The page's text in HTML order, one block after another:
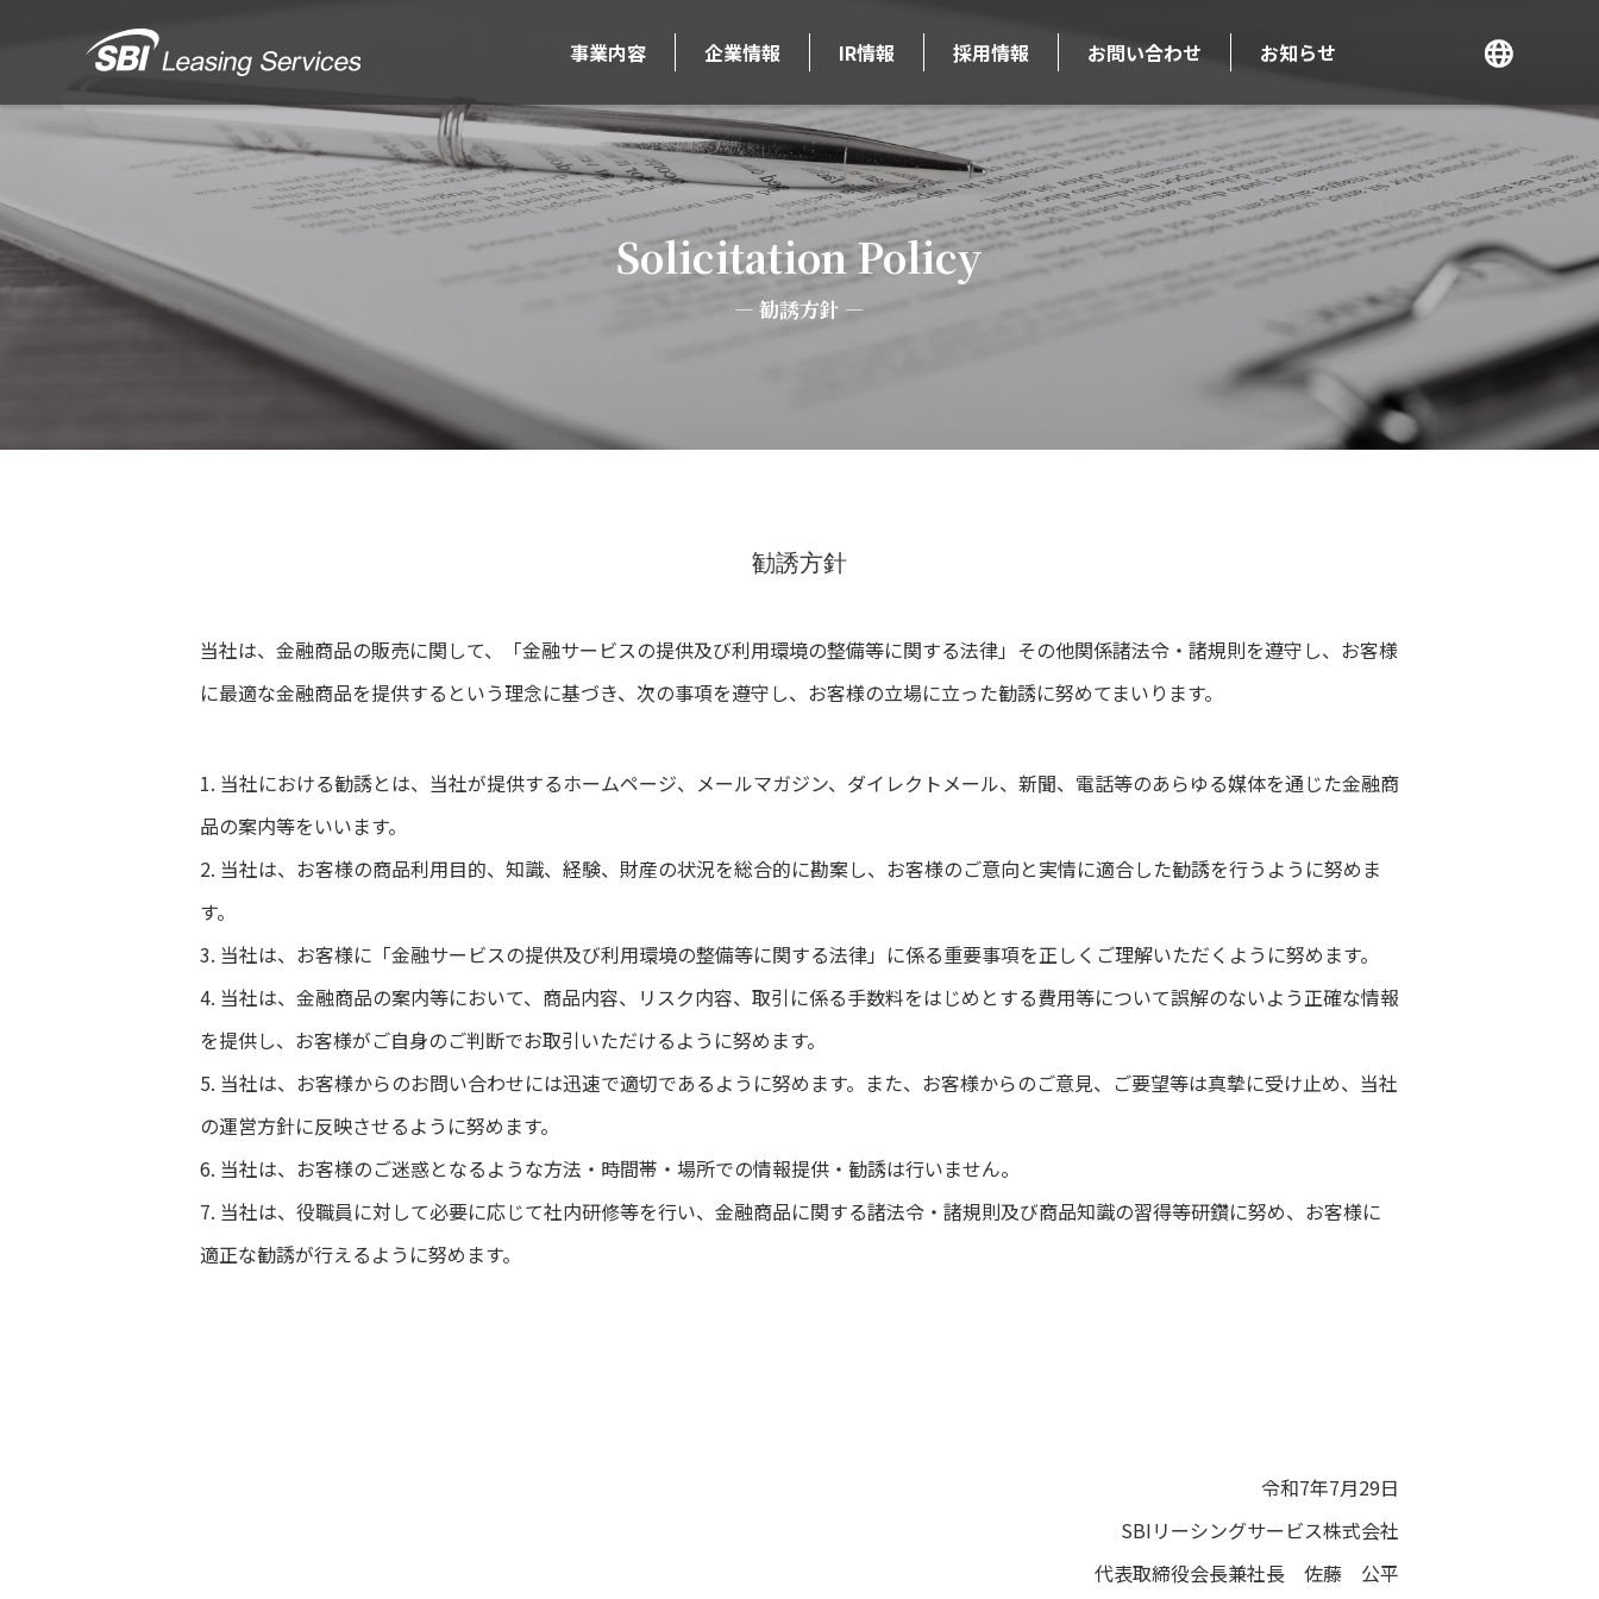
事業内容 企業情報 IR情報 採用情報 お問い合わせ お知らせ
Solicitation Policy
勧誘方針
勧誘方針
当社は、金融商品の販売に関して、「金融サービスの提供及び利用環境の整備等に関する法律」その他関係諸法令・諸規則を遵守し、お客様
に最適な金融商品を提供するという理念に基づき、次の事項を遵守し、お客様の立場に立った勧誘に努めてまいります。
1. 当社における勧誘とは、当社が提供するホームページ、メールマガジン、ダイレクトメール、新聞、電話等のあらゆる媒体を通じた金融商
品の案内等をいいます。
2. 当社は、お客様の商品利用目的、知識、経験、財産の状況を総合的に勘案し、お客様のご意向と実情に適合した勧誘を行うように努めま
す。
3. 当社は、お客様に「金融サービスの提供及び利用環境の整備等に関する法律」に係る重要事項を正しくご理解いただくように努めます。
4. 当社は、金融商品の案内等において、商品内容、リスク内容、取引に係る手数料をはじめとする費用等について誤解のないよう正確な情報
を提供し、お客様がご自身のご判断でお取引いただけるように努めます。
5. 当社は、お客様からのお問い合わせには迅速で適切であるように努めます。また、お客様からのご意見、ご要望等は真摯に受け止め、当社
の運営方針に反映させるように努めます。
6. 当社は、お客様のご迷惑となるような方法・時間帯・場所での情報提供・勧誘は行いません。
7. 当社は、役職員に対して必要に応じて社内研修等を行い、金融商品に関する諸法令・諸規則及び商品知識の習得等研鑽に努め、お客様に
適正な勧誘が行えるように努めます。
令和7年7月29日
SBIリーシングサービス株式会社
代表取締役会長兼社長 佐藤 公平